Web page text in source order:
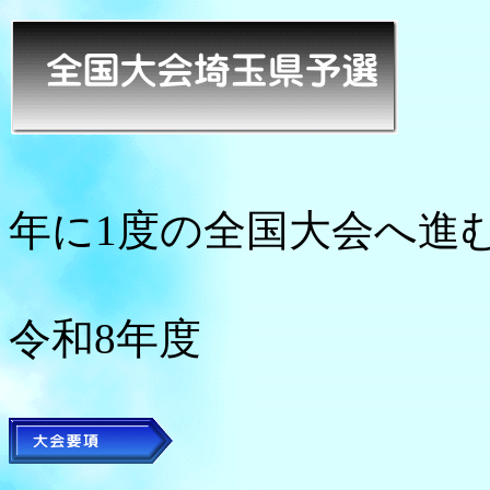
年に1度の全国大会へ進
令和8年度